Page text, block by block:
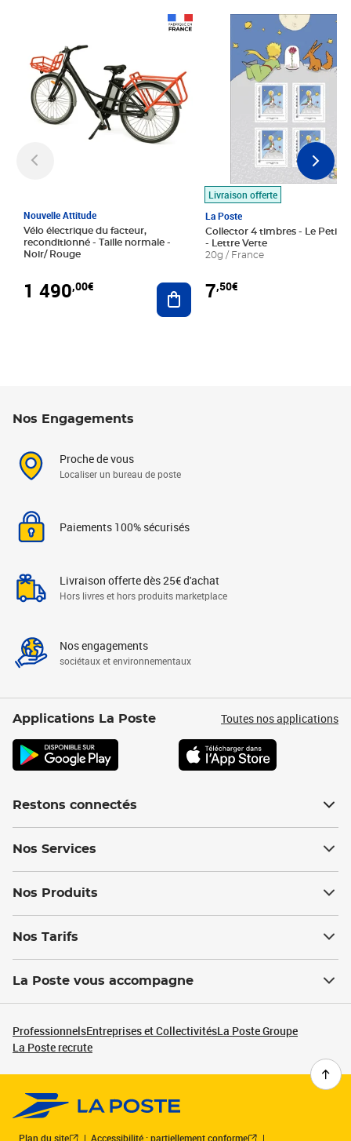
Nouvelle Attitude
Vélo électrique du facteur,
reconditionné - Taille normale -
Noir/ Rouge
1 490,00€ Ajouter au panier
Livraison offerte
La Poste
Collector 4 timbres - Le Petit
- Lettre Verte
20g / France
7,50€
Prix 7,50€
Nos Engagements
Proche de vous
Localiser un bureau de poste
Paiements 100% sécurisés
Livraison offerte dès 25€ d'achat
Hors livres et hors produits marketplace
Nos engagements
sociétaux et environnementaux
Applications La Poste Toutes nos applications
Restons connectés
Nos Services
Nos Produits
Nos Tarifs
La Poste vous accompagne
ProfessionnelsEntreprises et CollectivitésLa Poste Groupe
La Poste recrute
Plan du site Accessibilité : partiellement conforme